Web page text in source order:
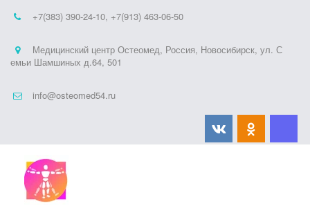
+7(383) 390-24-10, +7(913) 463-06-50
Медицинский центр Остеомед, Россия, Новосибирск, ул. С
емьи Шамшиных д.64, 501
info@osteomed54.ru